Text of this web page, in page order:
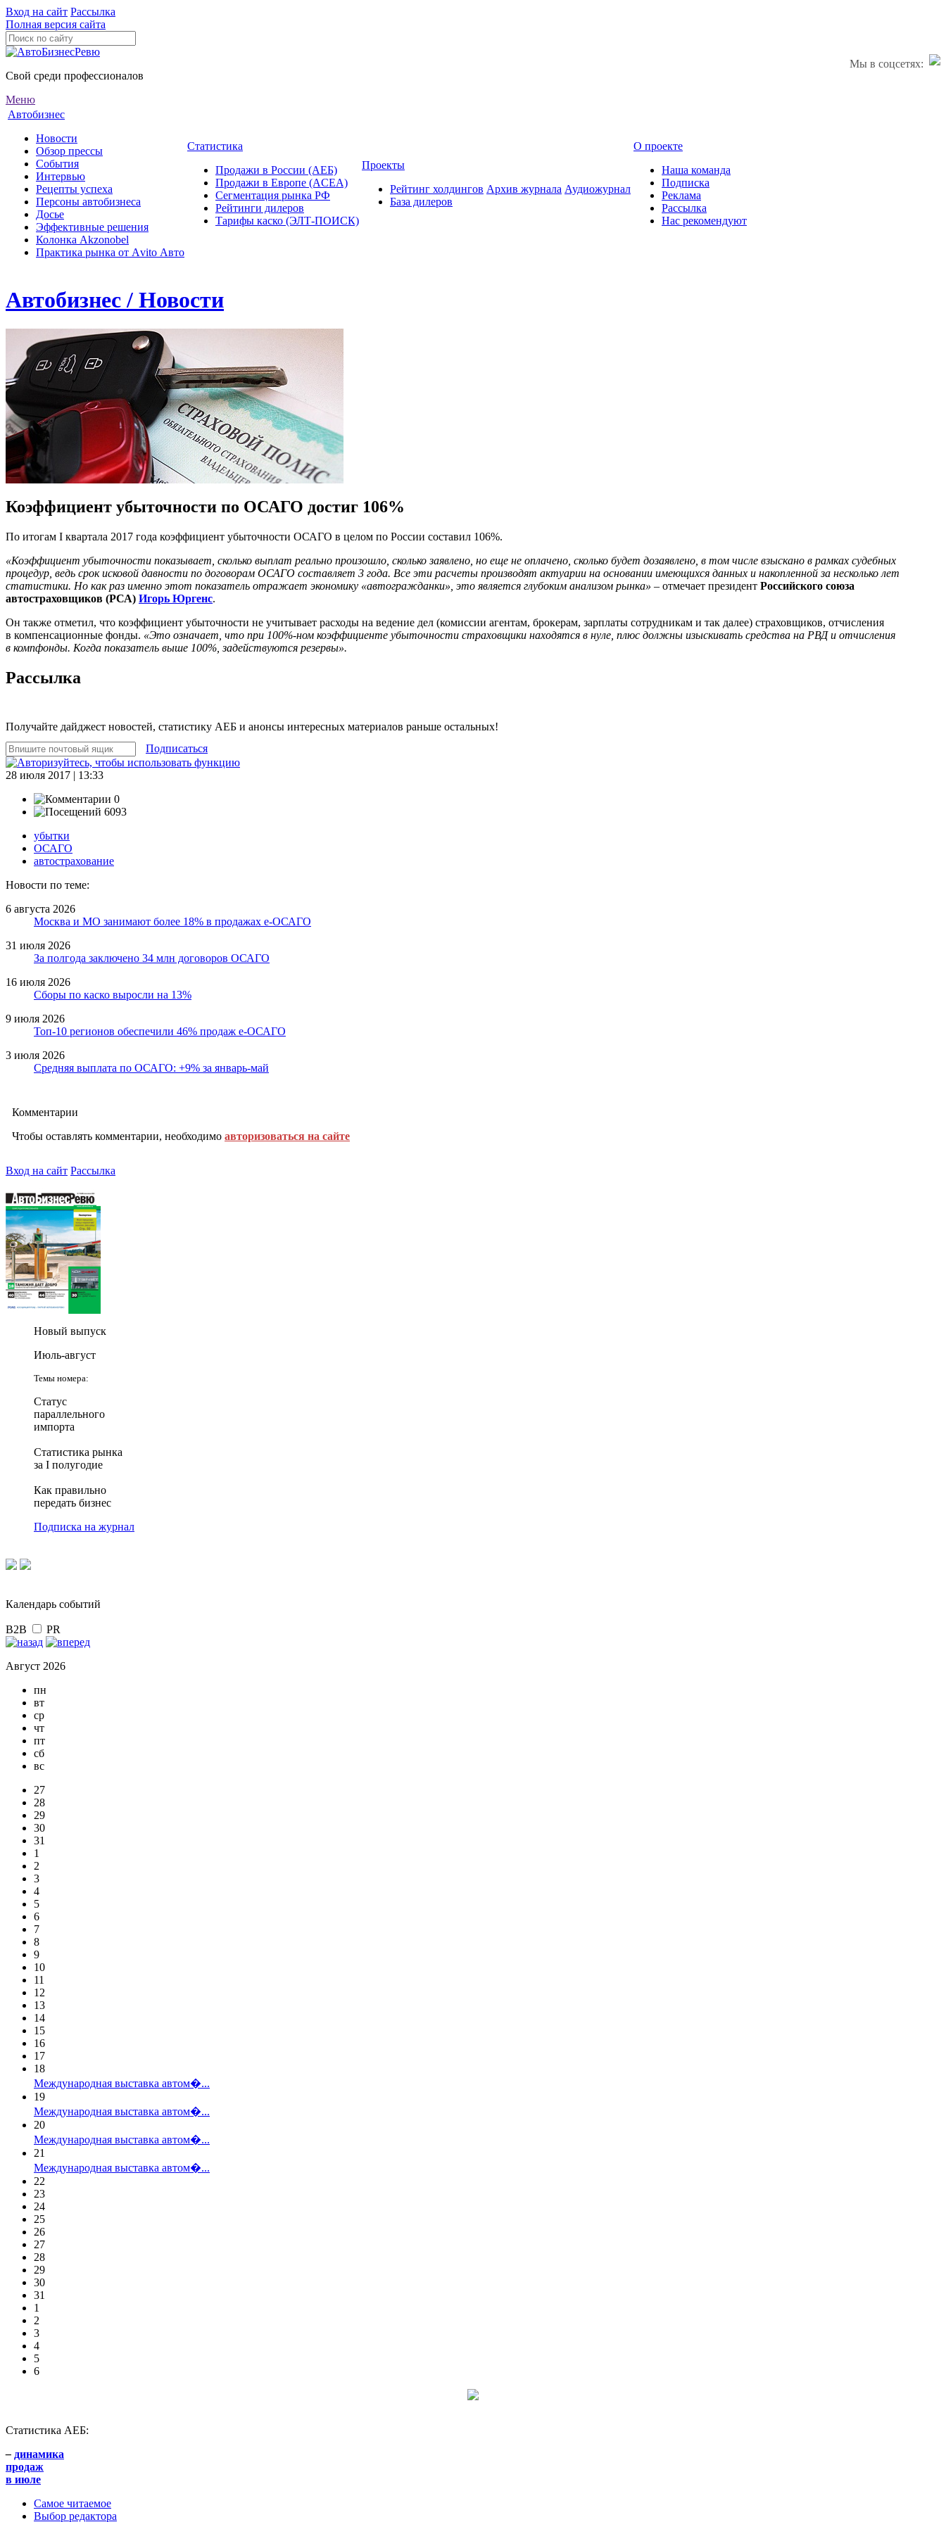
Вход на сайт Рассылка
Полная версия сайта
Мы в соцсетях:
Свой среди профессионалов
Меню
Автобизнес
Новости
Обзор прессы
События
Интервью
Рецепты успеха
Персоны автобизнеса
Досье
Эффективные решения
Колонка Akzonobel
Практика рынка от Аvito Авто
Статистика
Продажи в России (АЕБ)
Продажи в Европе (ACEA)
Сегментация рынка РФ
Рейтинги дилеров
Тарифы каско (ЭЛТ-ПОИСК)
Проекты
Рейтинг холдингов
База дилеров
Архив журнала Аудиожурнал
О проекте
Наша команда
Подписка
Реклама
Рассылка
Нас рекомендуют
Автобизнес / Новости
Коэффициент убыточности по ОСАГО достиг 106%
По итогам I квартала 2017 года коэффициент убыточности ОСАГО в целом по России составил 106%.
«Коэффициент убыточности показывает, сколько выплат реально произошло, сколько заявлено, но еще не оплачено, сколько будет дозаявлено, в том числе взыскано в рамках судебных
процедур, ведь срок исковой давности по договорам ОСАГО составляет 3 года. Все эти расчеты производят актуарии на основании имеющихся данных и накопленной за несколько лет
статистики. Но как раз именно этот показатель отражает экономику «автогражданки», это является глубоким анализом рынка» – отмечает президент Российского союза
автостраховщиков (РСА) Игорь Юргенс.
Он также отметил, что коэффициент убыточности не учитывает расходы на ведение дел (комиссии агентам, брокерам, зарплаты сотрудникам и так далее) страховщиков, отчисления
в компенсационные фонды. «Это означает, что при 100%-ном коэффициенте убыточности страховщики находятся в нуле, плюс должны изыскивать средства на РВД и отчисления
в компфонды. Когда показатель выше 100%, задействуются резервы».
Рассылка
Получайте дайджест новостей, статистику АЕБ и анонсы интересных материалов раньше остальных!
Подписаться
28 июля 2017 | 13:33
0
6093
убытки
ОСАГО
автострахование
Новости по теме:
6 августа 2026
Москва и МО занимают более 18% в продажах е-ОСАГО
31 июля 2026
За полгода заключено 34 млн договоров ОСАГО
16 июля 2026
Сборы по каско выросли на 13%
9 июля 2026
Топ-10 регионов обеспечили 46% продаж е-ОСАГО
3 июля 2026
Средняя выплата по ОСАГО: +9% за январь-май
Комментарии
Чтобы оставлять комментарии, необходимо авторизоваться на сайте
Вход на сайт Рассылка
Новый выпуск
Июль-август
Темы номера:
Статус
параллельного
импорта
Статистика рынка
за I полугодие
Как правильно
передать бизнес
Подписка на журнал
Календарь событий
B2B PR
Август 2026
пн
вт
ср
чт
пт
сб
вс
27
28
29
30
31
1
2
3
4
5
6
7
8
9
10
11
12
13
14
15
16
17
18
Международная выставка автом�...
19
Международная выставка автом�...
20
Международная выставка автом�...
21
Международная выставка автом�...
22
23
24
25
26
27
28
29
30
31
1
2
3
4
5
6
Статистика АЕБ:
– динамика
продаж
в июле
Самое читаемое
Выбор редактора